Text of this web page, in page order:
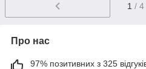
1 / 4
Про нас
97% позитивних з 325